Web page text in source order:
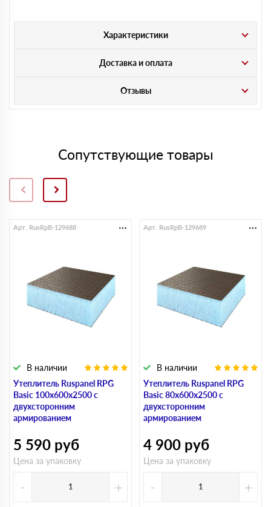
Характеристики
Доставка и оплата
Отзывы
Сопутствующие товары
Утеплитель Ruspanel RPG
Basic 100х600х2500 с
двухсторонним
армированием
В наличии
Арт. RusRpB-129688
5 590 руб
Цена за упаковку
- +
Утеплитель Ruspanel RPG
Basic 80х600х2500 с
двухсторонним
армированием
В наличии
Арт. RusRpB-129689
4 900 руб
Цена за упаковку
- +